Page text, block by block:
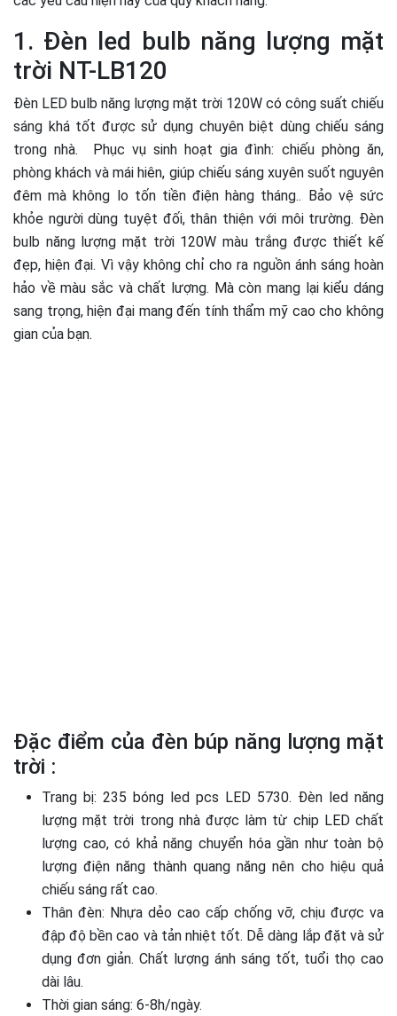
1. Đèn led bulb năng lượng mặt
trời NT-LB120
Đèn LED bulb năng lượng mặt trời 120W có công suất chiếu
sáng khá tốt được sử dụng chuyên biệt dùng chiếu sáng
trong nhà. Phục vụ sinh hoạt gia đình: chiếu phòng ăn,
phòng khách và mái hiên, giúp chiếu sáng xuyên suốt nguyên
đêm mà không lo tốn tiền điện hàng tháng.. Bảo vệ sức
khỏe người dùng tuyệt đối, thân thiện với môi trường. Đèn
bulb năng lượng mặt trời 120W màu trắng được thiết kế
đẹp, hiện đại. Vì vậy không chỉ cho ra nguồn ánh sáng hoàn
hảo về màu sắc và chất lượng. Mà còn mang lại kiểu dáng
sang trọng, hiện đại mang đến tính thẩm mỹ cao cho không
gian của bạn.
Đặc điểm của đèn búp năng lượng mặt
trời :
Trang bị: 235 bóng led pcs LED 5730. Đèn led năng
lượng mặt trời trong nhà được làm từ chip LED chất
lượng cao, có khả năng chuyển hóa gần như toàn bộ
lượng điện năng thành quang năng nên cho hiệu quả
chiếu sáng rất cao.
Thân đèn: Nhựa dẻo cao cấp chống vỡ, chịu được va
đập độ bền cao và tản nhiệt tốt. Dễ dàng lắp đặt và sử
dụng đơn giản. Chất lượng ánh sáng tốt, tuổi thọ cao
dài lâu.
Thời gian sáng: 6-8h/ngày.